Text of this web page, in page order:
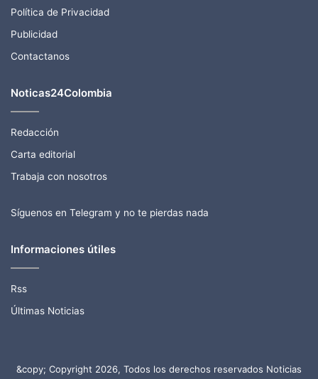
Política de Privacidad
Publicidad
Contactanos
Noticas24Colombia
Redacción
Carta editorial
Trabaja con nosotros
Síguenos en Telegram y no te pierdas nada
Informaciones útiles
Rss
Últimas Noticias
&copy; Copyright 2026, Todos los derechos reservados Noticias